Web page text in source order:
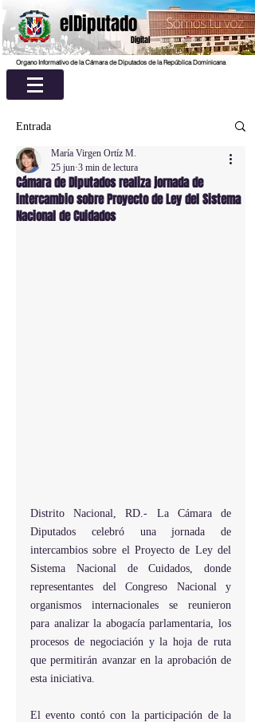
elDiputado
Digital
Organo Informativo de la Cámara de Diputados de la República Dominicana
Entrada
Cámara de Diputados realiza jornada de
intercambio sobre Proyecto de Ley del Sistema
Nacional de Cuidados
María Virgen Ortíz M.
25 jun 3 min de lectura
Distrito Nacional, RD.- La Cámara de
Diputados celebró una jornada de
intercambios sobre el Proyecto de Ley del
Sistema Nacional de Cuidados, donde
representantes del Congreso Nacional y
organismos internacionales se reunieron
para analizar la abogacía parlamentaria, los
procesos de negociación y la hoja de ruta
que permitirán avanzar en la aprobación de
esta iniciativa.
El evento contó con la participación de la